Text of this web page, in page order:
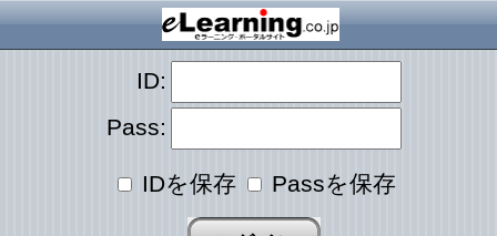
ID:
Pass:
IDを保存 Passを保存